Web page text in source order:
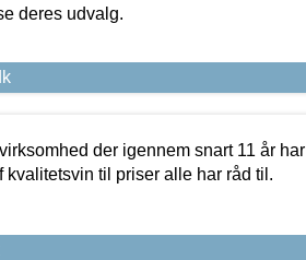
deres udvalg.
der igennem snart 11 år har
kvalitetsvin til priser alle har råd til.